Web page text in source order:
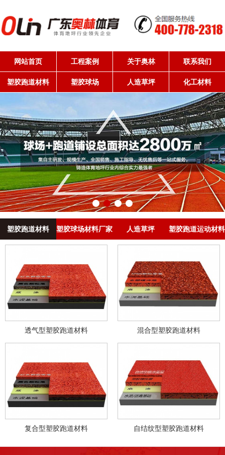
网站首页 工程案例 关于奥林 联系我们
塑胶跑道材料 塑胶球场 人造草坪 化工材料
塑胶跑道材料 塑胶球场材料厂家 人造草坪 塑胶跑道运动材料
透气型塑胶跑道材料 混合型塑胶跑道材料
复合型塑胶跑道材料 自结纹型塑胶跑道材料